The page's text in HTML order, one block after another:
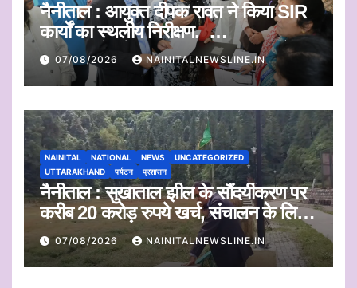
नैनीताल : आयुक्त दीपक रावत ने किया SIR
कार्यों का स्थलीय निरीक्षण.
अधिकारियों को दिए समयबद्ध निस्तारण और
पारदर्शिता के निर्देश
07/08/2026 NAINITALNEWSLINE.IN
NAINITAL NATIONAL NEWS
UNCATEGORIZED
UTTARAKHAND
पर्यटन प्रशासन
नैनीताल : सुखाताल झील के सौंदर्यीकरण पर
करीब 20 करोड़ रुपये खर्च, संचालन के लिए
संस्था का चयन जल्द
07/08/2026 NAINITALNEWSLINE.IN